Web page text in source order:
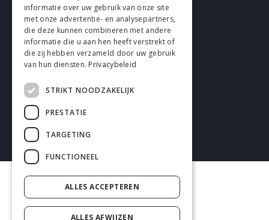
2026 enhrsolutions.com
Privacy
Disclaimer
Algemene voorwaarden
informatie over uw gebruik van onze site
met onze advertentie- en analysepartners,
die deze kunnen combineren met andere
informatie die u aan hen heeft verstrekt of
die zij hebben verzameld door uw gebruik
van hun diensten. Privacybeleid
STRIKT NOODZAKELIJK
PRESTATIE
TARGETING
FUNCTIONEEL
ALLES ACCEPTEREN
ALLES AFWIJZEN